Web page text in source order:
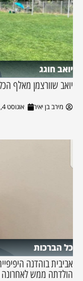
יואב חוגג
יואב שוורצמן מאלף
מירב בן יאיר אוגוסט 4, 2026
כל הברכות
אביבית בוהדנה
הולדתה ממש לאחרונה